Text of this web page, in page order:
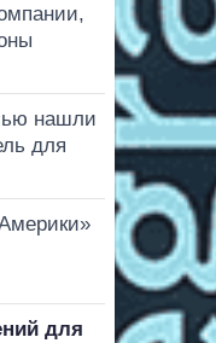
нашли
для
для